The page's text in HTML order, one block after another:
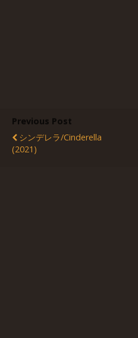
Previous Post
シンデレラ/Cinderella
(2021)